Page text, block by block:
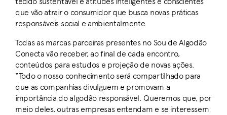
que vão atrair o consumidor que busca novas práticas
responsáveis social e ambientalmente.
Todas as marcas parceiras presentes no Sou de Algodão
Conecta vão receber, ao final de cada encontro,
conteúdos para estudos e projeção de novas ações.
“Todo o nosso conhecimento será compartilhado para
que as companhias divulguem e promovam a
importância do algodão responsável. Queremos que, por
meio deles, outras empresas entendam e se interessem